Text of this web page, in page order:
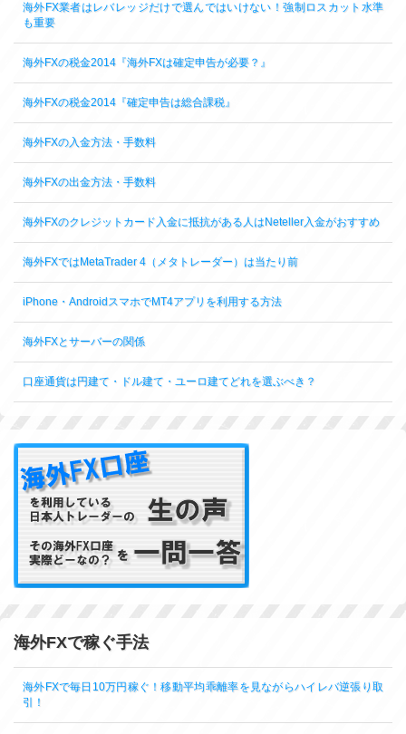
海外FX業者はレバレッジだけで選んではいけない！強制ロスカット水準
も重要
海外FXの税金2014『海外FXは確定申告が必要？』
海外FXの税金2014『確定申告は総合課税』
海外FXの入金方法・手数料
海外FXの出金方法・手数料
海外FXのクレジットカード入金に抵抗がある人はNeteller入金がおすすめ
海外FXではMetaTrader 4（メタトレーダー）は当たり前
iPhone・AndroidスマホでMT4アプリを利用する方法
海外FXとサーバーの関係
口座通貨は円建て・ドル建て・ユーロ建てどれを選ぶべき？
海外FXで稼ぐ手法
海外FXで毎日10万円稼ぐ！移動平均乖離率を見ながらハイレバ逆張り取
引！